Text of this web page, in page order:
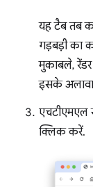
यह टैब तब
गड़बड़ी का
मुकाबले,
इसके
एचटीएमएल
क्लिक करें.